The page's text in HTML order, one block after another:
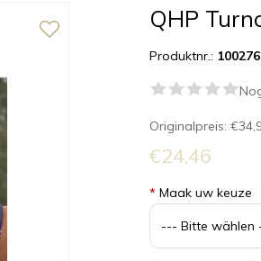
QHP
Produktnr.:
Originalpreis:
€24,46
* Maak uw keuze